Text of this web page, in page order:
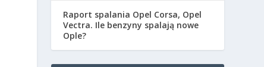
Raport spalania Opel Corsa, Opel
Vectra. Ile benzyny spalają nowe
Ople?